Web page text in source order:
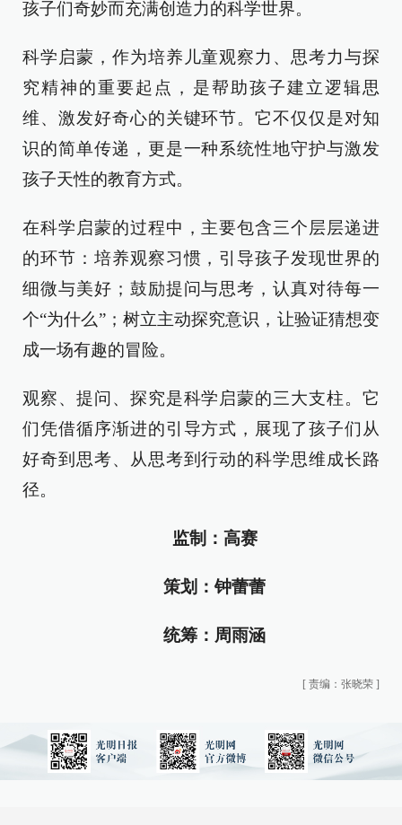
孩子们奇妙而充满创造力的科学世界。
科学启蒙，作为培养儿童观察力、思考力与探
究精神的重要起点，是帮助孩子建立逻辑思
维、激发好奇心的关键环节。它不仅仅是对知
识的简单传递，更是一种系统性地守护与激发
孩子天性的教育方式。
在科学启蒙的过程中，主要包含三个层层递进
的环节：培养观察习惯，引导孩子发现世界的
细微与美好；鼓励提问与思考，认真对待每一
个“为什么”；树立主动探究意识，让验证猜想变
成一场有趣的冒险。
观察、提问、探究是科学启蒙的三大支柱。它
们凭借循序渐进的引导方式，展现了孩子们从
好奇到思考、从思考到行动的科学思维成长路
径。
监制：高赛
策划：钟蕾蕾
统筹：周雨涵
[ 责编：张晓荣 ]